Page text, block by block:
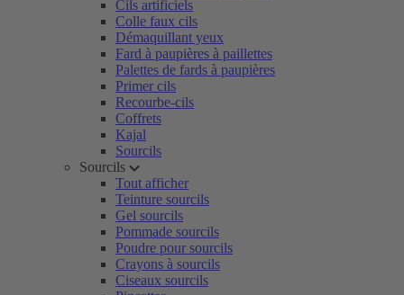
Cils artificiels
Colle faux cils
Démaquillant yeux
Fard à paupières à paillettes
Palettes de fards à paupières
Primer cils
Recourbe-cils
Coffrets
Kajal
Sourcils
Sourcils
Tout afficher
Teinture sourcils
Gel sourcils
Pommade sourcils
Poudre pour sourcils
Crayons à sourcils
Ciseaux sourcils